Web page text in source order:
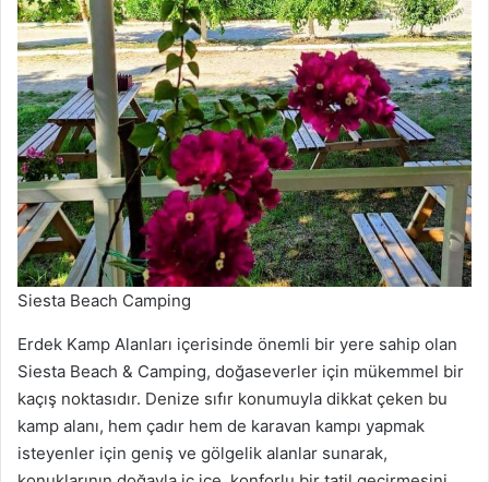
Siesta Beach Camping
Erdek Kamp Alanları içerisinde önemli bir yere sahip olan
Siesta Beach & Camping, doğaseverler için mükemmel bir
kaçış noktasıdır. Denize sıfır konumuyla dikkat çeken bu
kamp alanı, hem çadır hem de karavan kampı yapmak
isteyenler için geniş ve gölgelik alanlar sunarak,